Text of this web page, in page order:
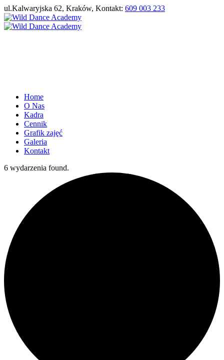
ul.Kalwaryjska 62, Kraków, Kontakt: 609 003 233
Home
O Nas
Kadra
Cennik
Grafik zajęć
Galeria
Kontakt
6 wydarzenia found.